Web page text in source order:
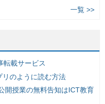
一覧 >>
転載サービス
のように読む方法
開授業の無料告知はICT教育